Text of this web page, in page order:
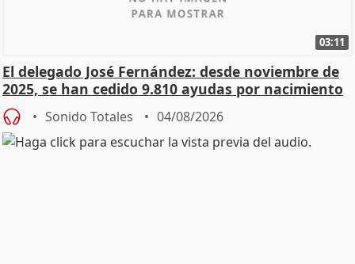
03:11
El delegado José Fernández: desde noviembre de
2025, se han cedido 9.810 ayudas por nacimiento
Sonido Totales 04/08/2026